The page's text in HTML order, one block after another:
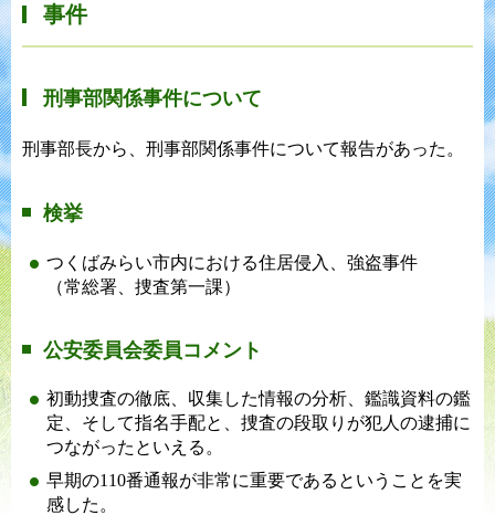
事件
刑事部関係事件について
刑事部長から、刑事部関係事件について報告があった。
検挙
つくばみらい市内における住居侵入、強盗事件
（常総署、捜査第一課）
公安委員会委員コメント
初動捜査の徹底、収集した情報の分析、鑑識資料の鑑
定、そして指名手配と、捜査の段取りが犯人の逮捕に
つながったといえる。
早期の110番通報が非常に重要であるということを実
感した。